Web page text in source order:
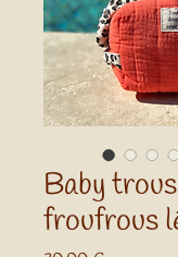
Baby
froufrous